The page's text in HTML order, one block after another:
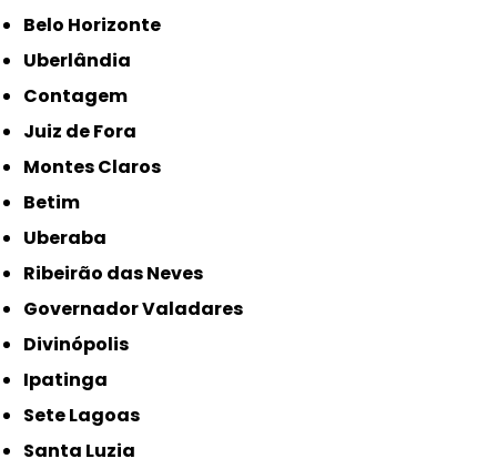
Belo Horizonte
Uberlândia
Contagem
Juiz de Fora
Montes Claros
Betim
Uberaba
Ribeirão das Neves
Governador Valadares
Divinópolis
Ipatinga
Sete Lagoas
Santa Luzia